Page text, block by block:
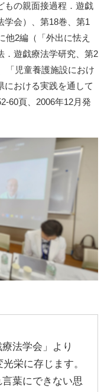
もの親面接過程．遊戯
学会）、第18巻、第1
他2編（「外出に怯え
．遊戯療法学研究、第2
「児童養護施設におけ
における実践を通して
60頁、2006年12月発
法学会」より
栄に存じます。
葉にできない思